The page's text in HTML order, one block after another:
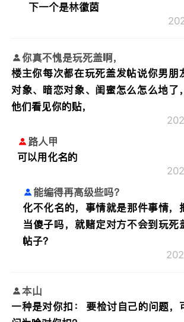
下一个是林徽茵
你真不愧是玩死盖啊，
楼主你每次都在玩死盖发帖说你男朋
对象、暗恋对象、闺蜜怎么怎么地了
他们看见你的贴，
路人甲
可以用化名的
能编得再高级些吗？
化不化名的，事情就是那件事情，
当傻子吗，就赌定对方不会到玩死
帖子？
本山
一种是对你扣： 要检讨自己的问题，